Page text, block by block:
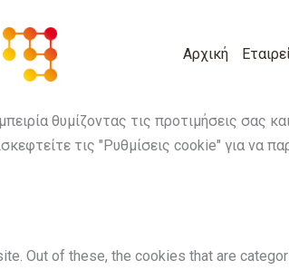
Αρχική
θυμίζοντας τις προτιμήσεις σας
τις "Ρυθμίσεις cookie" για να
Out of these, the cookies that are